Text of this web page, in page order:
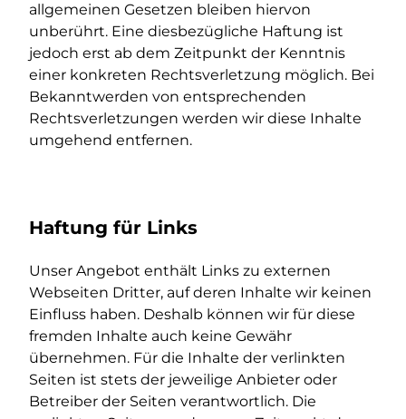
allgemeinen Gesetzen bleiben hiervon
unberührt. Eine diesbezügliche Haftung ist
jedoch erst ab dem Zeitpunkt der Kenntnis
einer konkreten Rechtsverletzung möglich. Bei
Bekanntwerden von entsprechenden
Rechtsverletzungen werden wir diese Inhalte
umgehend entfernen.
Haftung für Links
Unser Angebot enthält Links zu externen
Webseiten Dritter, auf deren Inhalte wir keinen
Einfluss haben. Deshalb können wir für diese
fremden Inhalte auch keine Gewähr
übernehmen. Für die Inhalte der verlinkten
Seiten ist stets der jeweilige Anbieter oder
Betreiber der Seiten verantwortlich. Die